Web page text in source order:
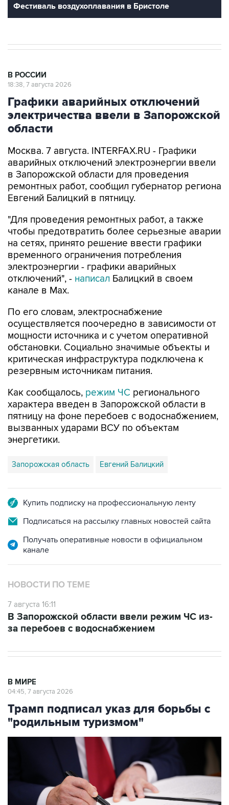
Графики аварийных отключений
электричества ввели в Запорожской
области
Москва. 7 августа. INTERFAX.RU - Графики
в Запорожской области для проведения
ремонтных работ, сообщил губернатор региона
Евгений Балицкий в пятницу.
"Для проведения ремонтных работ, а также
на сетях, принято решение ввести графики
временного ограничения потребления
электроэнергии - графики аварийных
отключений", -написалБалицкий в своем
канале в Max.
По его словам, электроснабжение
мощности источника и с учетом оперативной
обстановки. Социально значимые объекты и
критическая инфраструктура подключена к
резервным источникам питания.
Как сообщалось,режим ЧСрегионального
пятницу на фоне перебоев с водоснабжением,
вызванных ударами ВСУ по объектам
энергетики.
Запорожская область
Подписаться на рассылку главных новостей сайта
Получать оперативные новости в официальном
канале
НОВОСТИ ПО ТЕМЕ
7 августа 16:11
за перебоев с водоснабжением
Трамп подписал указ для борьбы с
"родильным туризмом"